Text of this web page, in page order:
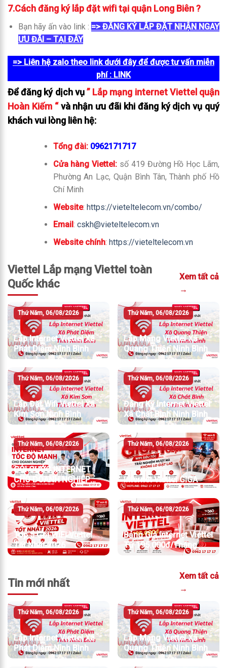
7.Cách đăng ký lắp đặt wifi tại quận Long Biên ?
Bạn hãy ấn vào link : => ĐĂNG KÝ LẮP ĐẶT NHẬN NGAY
ƯU ĐÃI – TẠI ĐÂY
=> Liên hệ zalo theo link dưới đây để được tư vấn miễn
phí: LINK
Để đăng ký dịch vụ” Lắp mạng internet Viettel quận
Hoàn Kiếm “và nhận ưu đãi khi đăng ký dịch vụ quý
khách vui lòng liên hệ:
Tổng đài: 0962171717
Cửa hàng Viettel: số 419 Đường Hồ Học Lãm,
Phường An Lạc, Quận Bình Tân, Thành phố Hồ
Chí Minh
Website: https://vieteltelecom.vn/combo/
Email : cskh@vieteltelecom.vn
Website chính: https://vieteltelecom.vn
Viettel Lắp mạng Viettel toàn
Quốc khác
Xem tất cả
→
Thứ Năm, 06/08/2026
Lắp Internet Viettel Xã
Phát Diệm Ninh Bình
Thứ Năm, 06/08/2026
Lắp Mạng Viettel Xã
Quang Thiện Ninh Bình
Thứ Năm, 06/08/2026
Lắp Đặt Wifi Viettel Xã
Kim Sơn Ninh Bình
Thứ Năm, 06/08/2026
Đăng Ký Internet Viettel
Xã Chất Bình Ninh Bình
Thứ Năm, 06/08/2026
GÓI CƯỚC INTERNET
CHO DOANH NGHIỆP
TỐC ĐỘ MẠNH
Thứ Năm, 06/08/2026
Internet Viettel GIGA
Thứ Năm, 06/08/2026
Top 5 Gói WiFi Viettel
Tốt Nhất 2026
Thứ Năm, 06/08/2026
Bảng Giá Internet Viettel
Từ 195.000đ/Tháng
Tin mới nhất
Xem tất cả
→
Thứ Năm, 06/08/2026
Lắp Internet Viettel Xã
Phát Diệm Ninh Bình
Thứ Năm, 06/08/2026
Lắp Mạng Viettel Xã
Quang Thiện Ninh Bình